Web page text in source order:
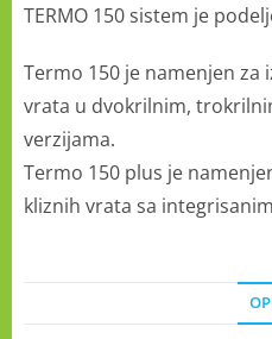
TERMO 150 sistem je
Termo 150 je namenjen
vrata u dvokrilnim,
verzijama.
Termo 150 plus je
kliznih vrata sa